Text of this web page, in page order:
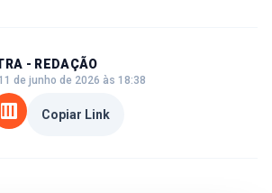
- REDAÇÃO
de junho de 2026 às 18:38
Copiar Link